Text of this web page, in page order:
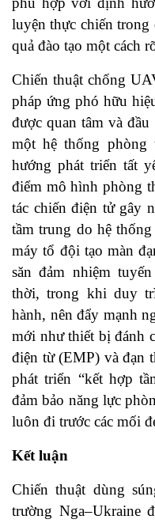
luyện thực chiến trong
quả đào tạo một cách
Chiến thuật chống
pháp ứng phó hữu
được quan tâm và
một hệ thống
hướng phát triển tất
điểm mô hình phòng
tác chiến điện tử gây
tầm trung do hệ
máy tổ đội tạo màn
săn đảm nhiệm
thời, trong khi duy
hành, nên đẩy mạnh
mới như thiết bị đánh
điện từ (EMP) và đạn
phát triển “kết hợp
đảm bảo năng lực
luôn đi trước các mối
Kết luận
Chiến thuật dùng
trường Nga–Ukraine